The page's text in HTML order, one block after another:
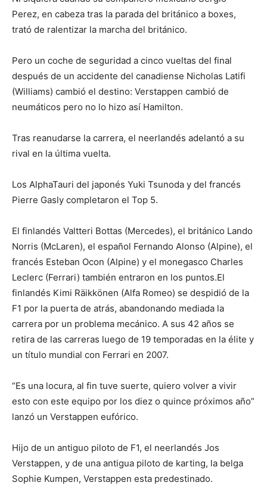
Perez, en cabeza tras la parada del británico a boxes,
trató de ralentizar la marcha del británico.
Pero un coche de seguridad a cinco vueltas del final
después de un accidente del canadiense Nicholas Latifi
(Williams) cambió el destino: Verstappen cambió de
neumáticos pero no lo hizo así Hamilton.
Tras reanudarse la carrera, el neerlandés adelantó a su
rival en la última vuelta.
Los AlphaTauri del japonés Yuki Tsunoda y del francés
Pierre Gasly completaron el Top 5.
El finlandés Valtteri Bottas (Mercedes), el británico Lando
Norris (McLaren), el español Fernando Alonso (Alpine), el
francés Esteban Ocon (Alpine) y el monegasco Charles
Leclerc (Ferrari) también entraron en los puntos.El
finlandés Kimi Räikkönen (Alfa Romeo) se despidió de la
F1 por la puerta de atrás, abandonando mediada la
carrera por un problema mecánico. A sus 42 años se
retira de las carreras luego de 19 temporadas en la élite y
un título mundial con Ferrari en 2007.
“Es una locura, al fin tuve suerte, quiero volver a vivir
esto con este equipo por los diez o quince próximos año”
lanzó un Verstappen eufórico.
Hijo de un antiguo piloto de F1, el neerlandés Jos
Verstappen, y de una antigua piloto de karting, la belga
Sophie Kumpen, Verstappen esta predestinado.